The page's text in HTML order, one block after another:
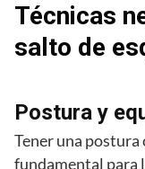
Técnicas
salto de
Postura y
Tener una
fundamental para